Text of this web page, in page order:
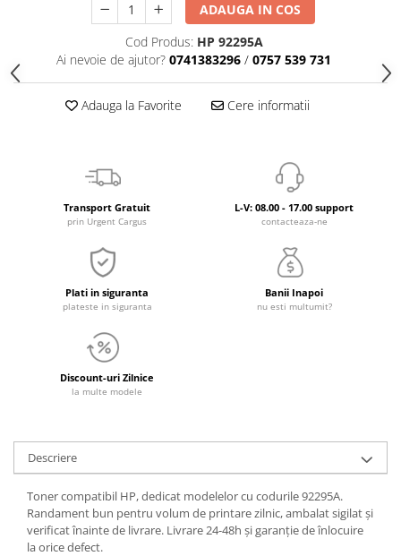
ADAUGA IN COS
Cod Produs: HP 92295A
Ai nevoie de ajutor? 0741383296 / 0757 539 731
Adauga la Favorite Cere informatii
Transport Gratuit
prin Urgent Cargus
L-V: 08.00 - 17.00 support
contacteaza-ne
Plati in siguranta
plateste in siguranta
Banii Inapoi
nu esti multumit?
Discount-uri Zilnice
la multe modele
Descriere
Toner compatibil HP, dedicat modelelor cu codurile 92295A.
Randament bun pentru volum de printare zilnic, ambalat sigilat și
verificat înainte de livrare. Livrare 24-48h și garanție de înlocuire
la orice defect.